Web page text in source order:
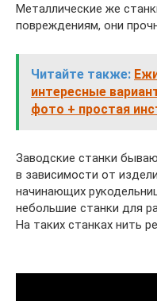
Металлические же
повреждениям, они
Читайте также:
интересные
фото + простая
Заводские станки
в зависимости от
начинающих
небольшие станки для
На таких станках нить